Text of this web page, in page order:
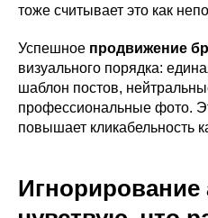
тоже считывает это как
Успешное продвижение
визуального порядка:
шаблон постов,
профессиональные фото.
повышает кликабельность
Игнорирование